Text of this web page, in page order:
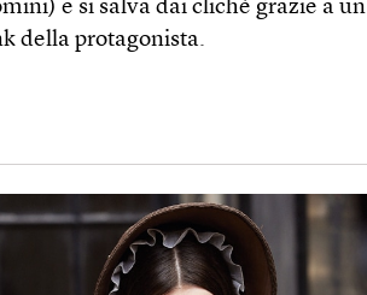
e si salva dai cliché grazie a un
della protagonista.